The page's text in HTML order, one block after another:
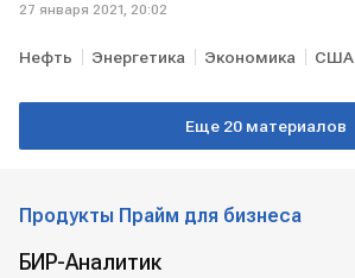
27 января 2021, 20:02
Нефть Энергетика Экономика США
запасы нефти
Еще 20 материалов
Продукты Прайм для бизнеса
БИР-Аналитик